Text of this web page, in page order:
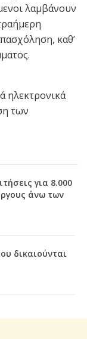
λαμβάνουν
καθ’
ηλεκτρονικά
των
για 8.000
άνω των
δικαιούνται